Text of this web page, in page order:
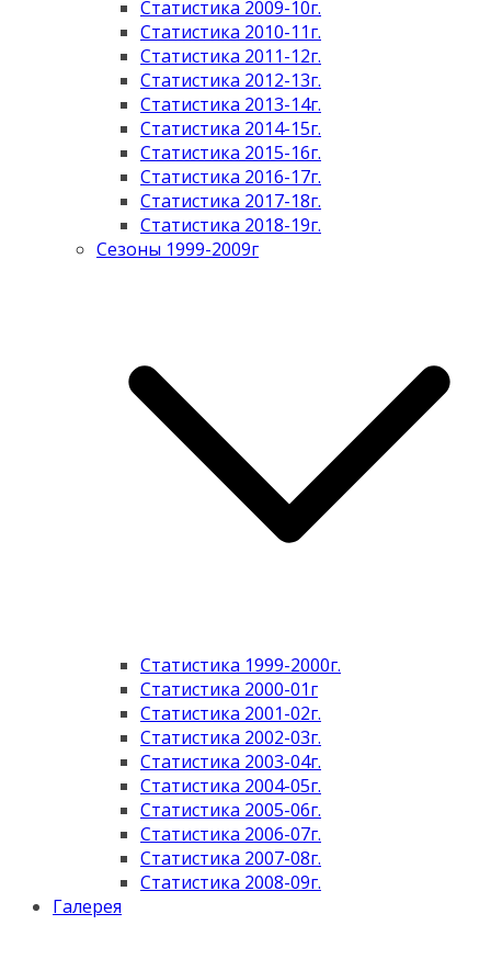
Статистика 2009-10г.
Статистика 2010-11г.
Статистика 2011-12г.
Статистика 2012-13г.
Статистика 2013-14г.
Статистика 2014-15г.
Статистика 2015-16г.
Статистика 2016-17г.
Статистика 2017-18г.
Статистика 2018-19г.
Сезоны 1999-2009г
Статистика 1999-2000г.
Статистика 2000-01г
Статистика 2001-02г.
Статистика 2002-03г.
Статистика 2003-04г.
Статистика 2004-05г.
Статистика 2005-06г.
Статистика 2006-07г.
Статистика 2007-08г.
Статистика 2008-09г.
Галерея